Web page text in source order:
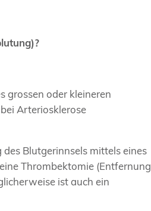
grossen oder kleineren
Arteriosklerose
Blutgerinnsels mittels eines
Thrombektomie (Entfernung
ist auch ein